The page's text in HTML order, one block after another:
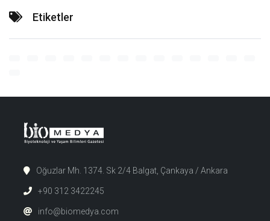
Etiketler
Oğuzlar Mh. 1374. Sk 2/4 Balgat, Çankaya / Ankara
+90 312 3422245
info@biomedya.com